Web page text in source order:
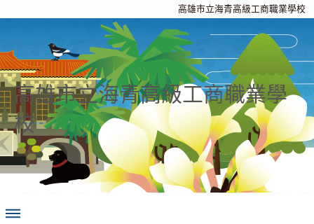
高雄市立海青高級工商職業學校
高雄市立海青高級工商職業學
校